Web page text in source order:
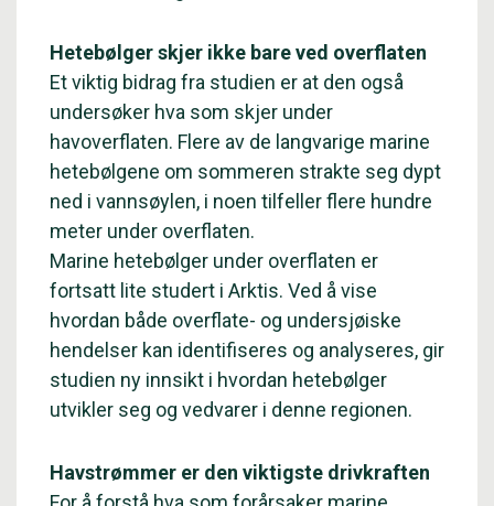
Hetebølger skjer ikke bare ved overflaten
Et viktig bidrag fra studien er at den også
undersøker hva som skjer under
havoverflaten. Flere av de langvarige marine
hetebølgene om sommeren strakte seg dypt
ned i vannsøylen, i noen tilfeller flere hundre
meter under overflaten.
Marine hetebølger under overflaten er
fortsatt lite studert i Arktis. Ved å vise
hvordan både overflate- og undersjøiske
hendelser kan identifiseres og analyseres, gir
studien ny innsikt i hvordan hetebølger
utvikler seg og vedvarer i denne regionen.
Havstrømmer er den viktigste drivkraften